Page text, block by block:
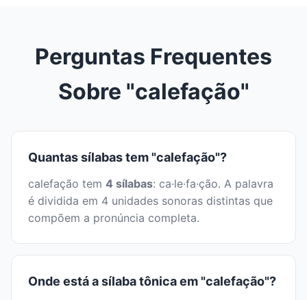
Perguntas Frequentes
Sobre "calefação"
Quantas sílabas tem "calefação"?
calefação tem 4 sílabas: ca·le·fa·ção. A palavra
é dividida em 4 unidades sonoras distintas que
compõem a pronúncia completa.
Onde está a sílaba tônica em "calefação"?